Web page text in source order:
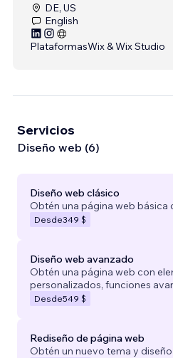
DE, US
English
PlataformasWix & Wix Studio
Servicios
Diseño web (6)
Diseño web clásico
Obtén una página web básica
Desde349 $
Diseño web avanzado
Obtén una página web con
personalizados, funciones
Desde549 $
Rediseño de página web
Obtén un nuevo tema y